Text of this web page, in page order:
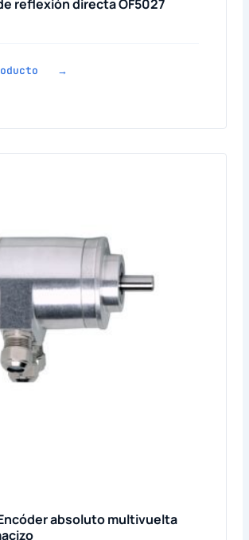
reflexión directa OF5027
→
absoluto multivuelta